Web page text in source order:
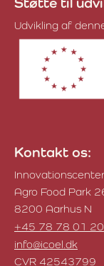
Udvikling af
Kontakt os:
Agro Food Park
8200 Aarhus N
+45 78 78 01 20
info@icoel.dk
CVR 42543799